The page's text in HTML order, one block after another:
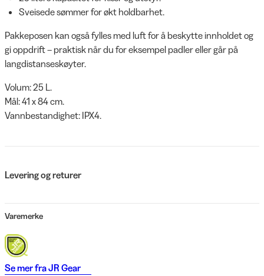
Sveisede sømmer for økt holdbarhet.
Pakkeposen kan også fylles med luft for å beskytte innholdet og
gi oppdrift – praktisk når du for eksempel padler eller går på
langdistanseskøyter.
Volum: 25 L.
Mål: 41 x 84 cm.
Vannbestandighet: IPX4.
Levering og returer
Varemerke
Se mer fraJR Gear